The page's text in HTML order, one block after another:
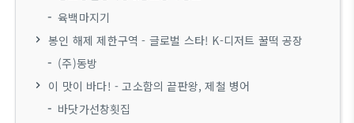
육백마지기
봉인 해제 제한구역 - 글로벌 스타! K-디저트 꿀떡 공장
(주)동방
이 맛이 바다! - 고소함의 끝판왕, 제철 병어
바닷가선창횟집